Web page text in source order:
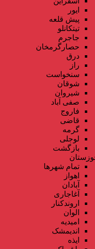
ایور
پیش قلعه
تیتکانلو
جاجرم
حصارگرمخان
درق
راز
سنخواست
شوقان
شیروان
صفی آباد
فاروج
قاضی
گرمه
لوجلی
بازگشت
تمام شهر‌ها
اهواز
آبادان
آغاجاری
اروندکنار
الوان
امیدیه
اندیمشک
ایذه